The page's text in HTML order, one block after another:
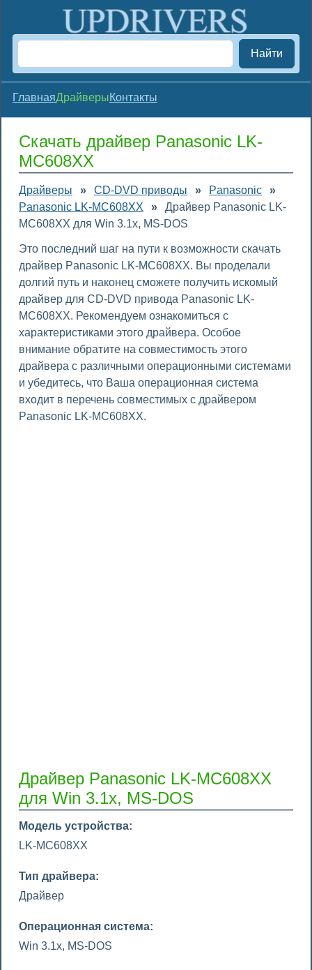
Найти
ГлавнаяДрайверыКонтакты
Скачать драйвер Panasonic LK-
MC608XX
Драйверы » CD-DVD приводы » Panasonic
»
Panasonic LK-MC608XX
»
Драйвер Panasonic LK-
MC608XX для Win 3.1x, MS-DOS
Это последний шаг на пути к возможности скачать
драйвер Panasonic LK-MC608XX. Вы проделали
долгий путь и наконец сможете получить искомый
драйвер для CD-DVD привода Panasonic LK-
MC608XX. Рекомендуем ознакомиться с
характеристиками этого драйвера. Особое
внимание обратите на совместимость этого
драйвера с различными операционными системами
и убедитесь, что Ваша операционная система
входит в перечень совместимых с драйвером
Panasonic LK-MC608XX.
Драйвер Panasonic LK-MC608XX
для Win 3.1x, MS-DOS
Модель устройства:
LK-MC608XX
Тип драйвера:
Драйвер
Операционная система:
Win 3.1x, MS-DOS